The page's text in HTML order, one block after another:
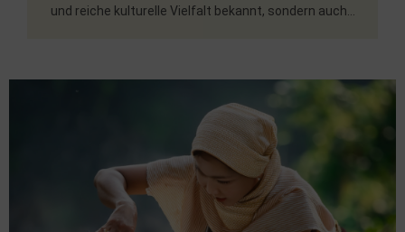
und reiche kulturelle Vielfalt bekannt, sondern auch...